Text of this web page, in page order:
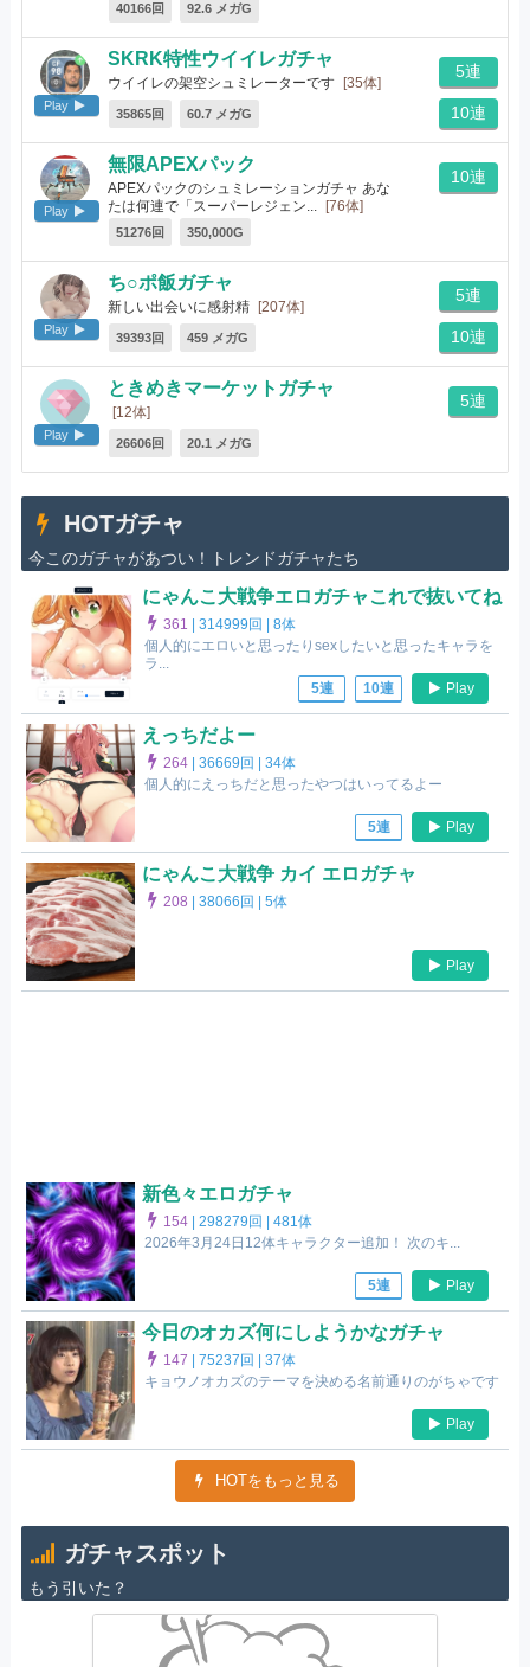
40166回 92.6 メガG
Play
SKRK特性ウイイレガチャ
ウイイレの架空シュミレーターです [35体]
35865回 60.7 メガG
5連
10連
Play
無限APEXパック
APEXパックのシュミレーションガチャ あな
たは何連で「スーパーレジェン...
[76体]
51276回 350,000G
10連
Play
ち○ポ飯ガチャ
新しい出会いに感射精 [207体]
39393回 459 メガG
5連
10連
Play
ときめきマーケットガチャ
[12体]
26606回 20.1 メガG
5連
HOTガチャ
今このガチャがあつい！トレンドガチャたち
にゃんこ大戦争エロガチャこれで抜いてね
361 |314999回 |8体
個人的にエロいと思ったりsexしたいと思ったキャラを
ラ...
5連
10連 Play
えっちだよー
264 |36669回 |34体
個人的にえっちだと思ったやつはいってるよー
5連 Play
にゃんこ大戦争 カイ エロガチャ
208 |38066回 |5体
Play
新色々エロガチャ
154 |298279回 |481体
2026年3月24日12体キャラクター追加！ 次のキ...
5連 Play
今日のオカズ何にしようかなガチャ
147 |75237回 |37体
キョウノオカズのテーマを決める名前通りのがちゃです
Play
HOTをもっと見る
ガチャスポット
もう引いた？